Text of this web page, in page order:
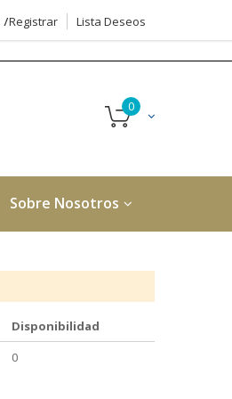
Registrar
Lista Deseos
Sobre Nosotros
Disponibilidad
0